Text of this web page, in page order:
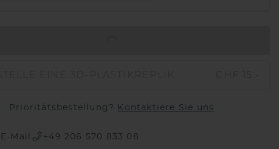
Prioritätsbestellung? Kontaktiere Sie uns
E-Mail +49 206 570 833 08